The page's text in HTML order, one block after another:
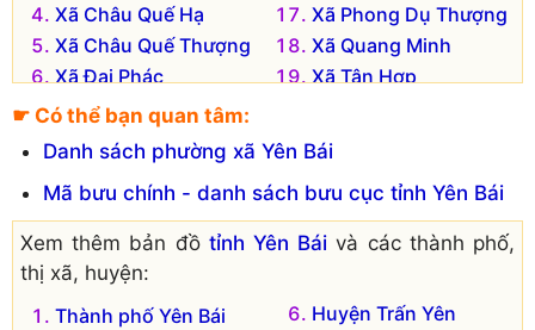
Xã Châu Quế Hạ
Xã Châu Quế Thượng
Xã Đại Phác
Xã Đại Sơn
Xã Đông An
Xã Đông Cuông
Xã Lâm Giang
Xã Lang Thíp
Xã Mậu Đông
Xã Phong Dụ Thượng
Xã Quang Minh
Xã Tân Hợp
Xã Xuân Ái
Xã Yên Hợp
Xã Yên Phú
Đơn vị hành chính cũ hiện không còn tồn tại là:
☛ Có thể bạn quan tâm:
Danh sách phường xã Yên Bái
Mã bưu chính - danh sách bưu cục tỉnh Yên Bái
Xem thêm bản đồ tỉnh Yên Bái và các thành phố,
thị xã, huyện:
Thành phố Yên Bái
Huyện Trấn Yên